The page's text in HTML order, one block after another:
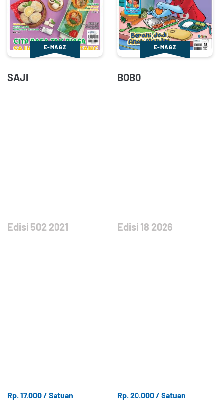
E-MAGZ
SAJI
Edisi 502 2021
Rp. 17.000 / Satuan
E-MAGZ
BOBO
Edisi 18 2026
Rp. 20.000 / Satuan